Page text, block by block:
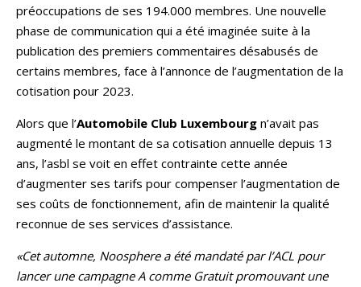
préoccupations de ses 194.000 membres. Une nouvelle
phase de communication qui a été imaginée suite à la
publication des premiers commentaires désabusés de
certains membres, face à l’annonce de l’augmentation de la
cotisation pour 2023.
Alors que l’Automobile Club Luxembourg n’avait pas
augmenté le montant de sa cotisation annuelle depuis 13
ans, l’asbl se voit en effet contrainte cette année
d’augmenter ses tarifs pour compenser l’augmentation de
ses coûts de fonctionnement, afin de maintenir la qualité
reconnue de ses services d’assistance.
«Cet automne, Noosphere a été mandaté par l’ACL pour
lancer une campagne A comme Gratuit promouvant une